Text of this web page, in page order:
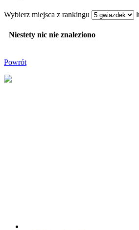
Wybierz miejsca z rankingu
Niestety nic nie znaleziono
Powrót